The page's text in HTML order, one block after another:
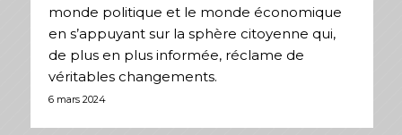
monde politique et le monde économique
en s’appuyant sur la sphère citoyenne qui,
de plus en plus informée, réclame de
véritables changements.
6 mars 2024